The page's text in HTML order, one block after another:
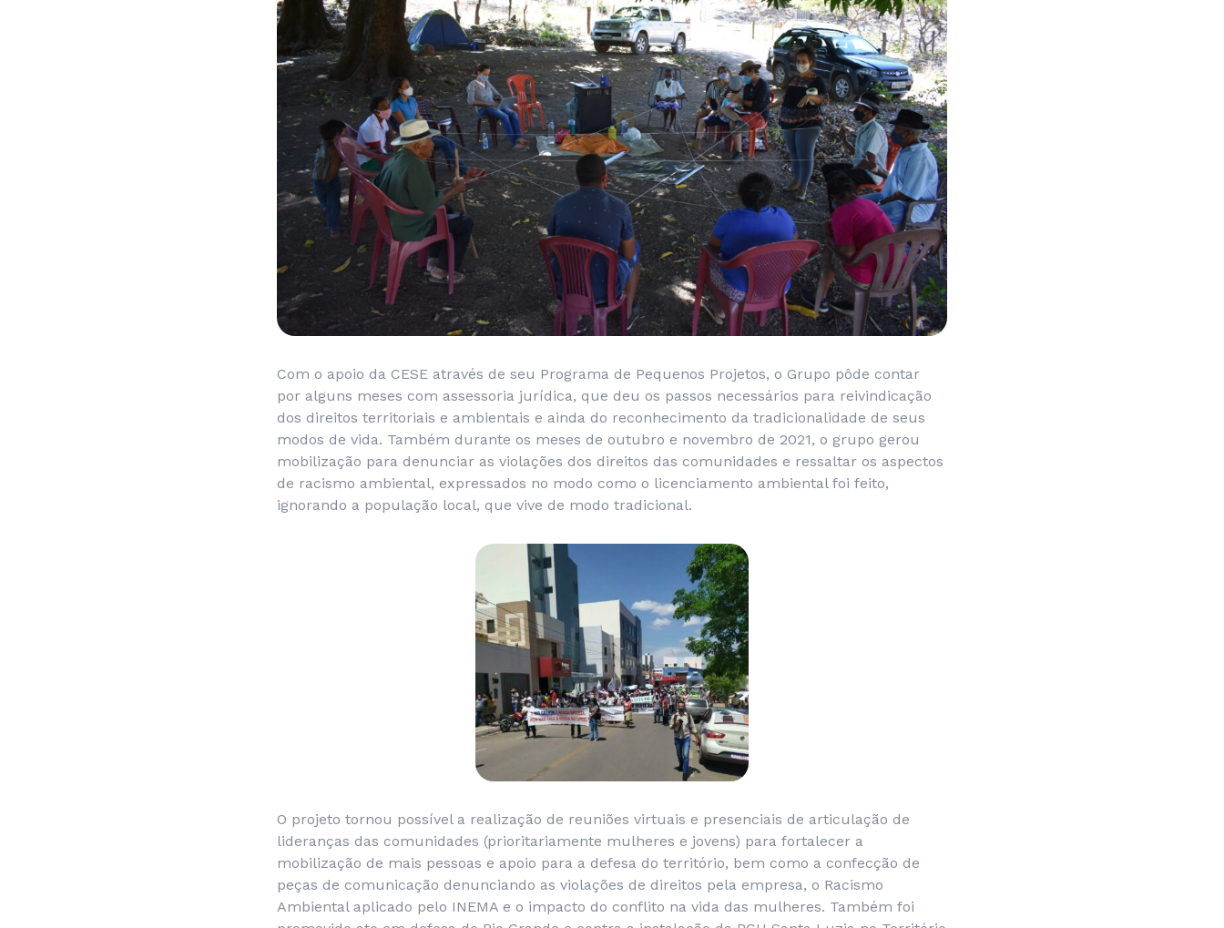
Com o apoio da CESE através de seu Programa de Pequenos Projetos, o Grupo pôde contar
por alguns meses com assessoria jurídica, que deu os passos necessários para reivindicação
dos direitos territoriais e ambientais e ainda do reconhecimento da tradicionalidade de seus
modos de vida. Também durante os meses de outubro e novembro de 2021, o grupo gerou
mobilização para denunciar as violações dos direitos das comunidades e ressaltar os aspectos
de racismo ambiental, expressados no modo como o licenciamento ambiental foi feito,
ignorando a população local, que vive de modo tradicional.
O projeto tornou possível a realização de reuniões virtuais e presenciais de articulação de
lideranças das comunidades (prioritariamente mulheres e jovens) para fortalecer a
mobilização de mais pessoas e apoio para a defesa do território, bem como a confecção de
peças de comunicação denunciando as violações de direitos pela empresa, o Racismo
Ambiental aplicado pelo INEMA e o impacto do conflito na vida das mulheres. Também foi